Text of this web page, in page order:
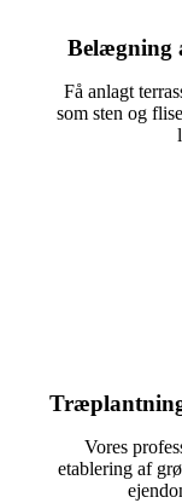
Belægning
Få anlagt
som sten og
Vores
etablering af